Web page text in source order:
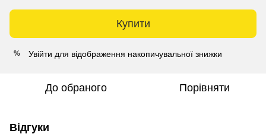
Купити
% Увійти для відображення накопичувальної знижки
До обраного Порівняти
Відгуки